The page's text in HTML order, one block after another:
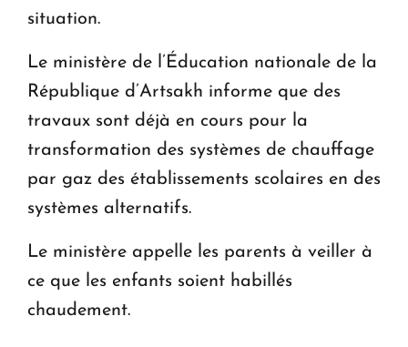
situation.
Le ministère de l’Éducation nationale de la
République d’Artsakh informe que des
travaux sont déjà en cours pour la
transformation des systèmes de chauffage
par gaz des établissements scolaires en des
systèmes alternatifs.
Le ministère appelle les parents à veiller à
ce que les enfants soient habillés
chaudement.